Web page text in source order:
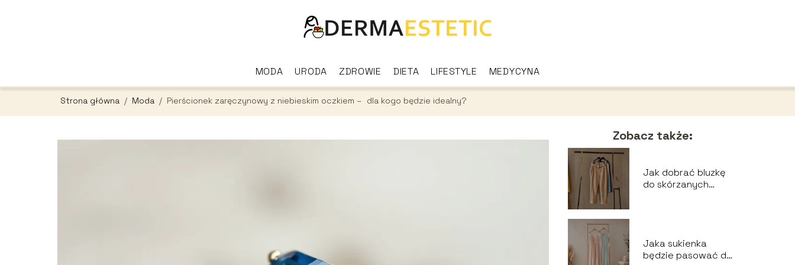
MODA URODA ZDROWIE DIETA LIFESTYLE MEDYCYNA
Strona główna / Moda / Pierścionek zaręczynowy z niebieskim oczkiem – dla kogo będzie idealny?
Zobacz także:
Jak dobrać bluzkę
do skórzanych
Jaka sukienka
będzie pasować do